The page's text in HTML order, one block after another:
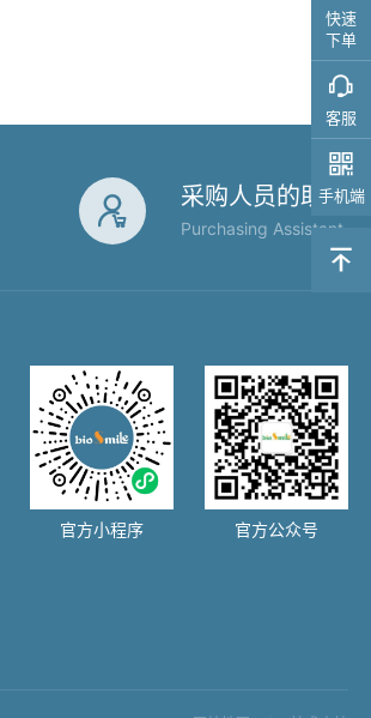
 采购人员的助手
Purchasing Assistant
官方小程序 官方公众号
快速
下单
客服

手机端
